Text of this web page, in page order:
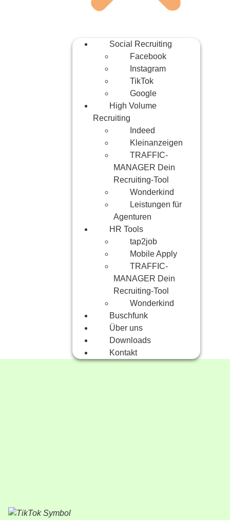
Social Recruiting
Facebook
Instagram
TikTok
Google
High Volume
Recruiting
Indeed
Kleinanzeigen
TRAFFIC-
MANAGER Dein
Recruiting-Tool
Wonderkind
Leistungen für
Agenturen
HR Tools
tap2job
Mobile Apply
TRAFFIC-
MANAGER Dein
Recruiting-Tool
Wonderkind
Buschfunk
Über uns
Downloads
Kontakt